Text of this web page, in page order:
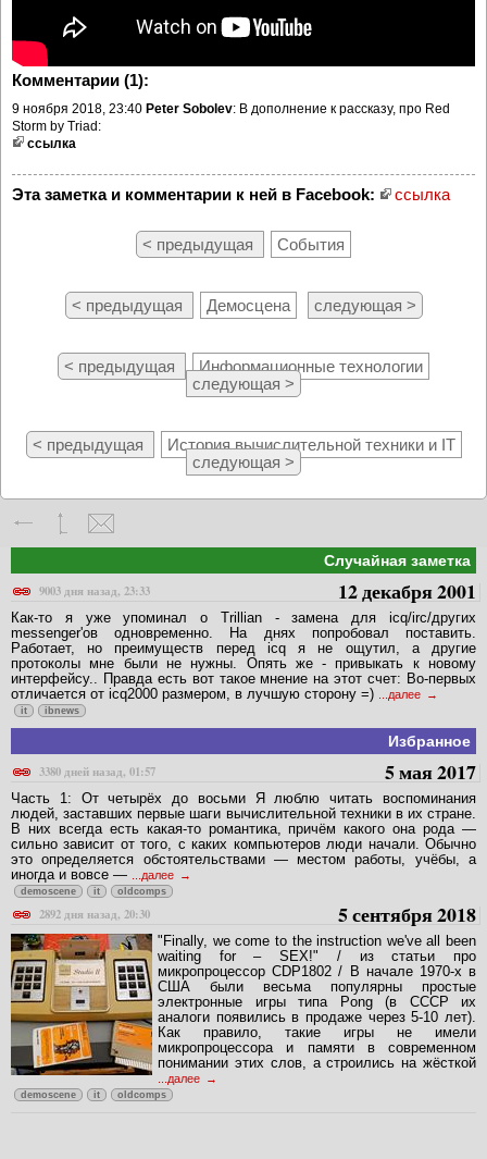
Комментарии (1):
9 ноября 2018, 23:40 Peter Sobolev: В дополнение к рассказу, про Red
Storm by Triad:
ссылка
Эта заметка и комментарии к ней в Facebook: ссылка
< предыдущая События
< предыдущая Демосцена следующая >
< предыдущая
Информационные технологии
следующая >
< предыдущая
История вычислительной техники и IT
следующая >
Случайная заметка
9003 дня назад, 23:33
12 декабря 2001
Как-то я уже упоминал о Trillian - замена для icq/irc/других
messenger'ов одновременно. На днях попробовал поставить.
Работает, но преимуществ перед icq я не ощутил, а другие
протоколы мне были не нужны. Опять же - привыкать к новому
интерфейсу.. Правда есть вот такое мнение на этот счет: Во-первых
отличается от icq2000 размером, в лучшую сторону =)
...далее
it ibnews
Избранное
3380 дней назад, 01:57
5 мая 2017
Часть 1: От четырёх до восьми Я люблю читать воспоминания
людей, заставших первые шаги вычислительной техники в их стране.
В них всегда есть какая-то романтика, причём какого она рода —
сильно зависит от того, с каких компьютеров люди начали. Обычно
это определяется обстоятельствами — местом работы, учёбы, а
иногда и вовсе —
...далее
demoscene it oldcomps
2892 дня назад, 20:30 5 сентября 2018
"Finally, we come to the instruction we've all been
waiting for – SEX!" / из статьи про
микропроцессор CDP1802 / В начале 1970-х в
США были весьма популярны простые
электронные игры типа Pong (в СССР их
аналоги появились в продаже через 5-10 лет).
Как правило, такие игры не имели
микропроцессора и памяти в современном
понимании этих слов, а строились на жёсткой
...далее
demoscene it oldcomps